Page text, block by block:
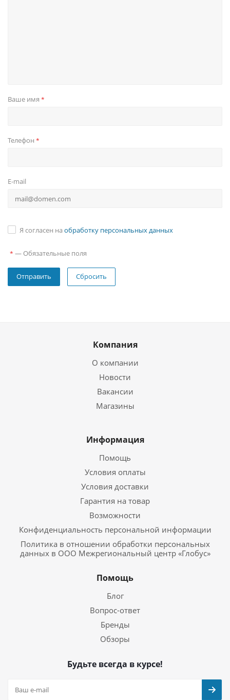
Ваше имя *
Телефон *
E-mail
Я согласен на обработку персональных данных
* — Обязательные поля
Сбросить
Компания
О компании
Новости
Вакансии
Магазины
Информация
Помощь
Условия оплаты
Условия доставки
Гарантия на товар
Возможности
Конфиденциальность персональной информации
Политика в отношении обработки персональных
данных в ООО Межрегиональный центр «Глобус»
Помощь
Блог
Вопрос-ответ
Бренды
Обзоры
Будьте всегда в курсе!